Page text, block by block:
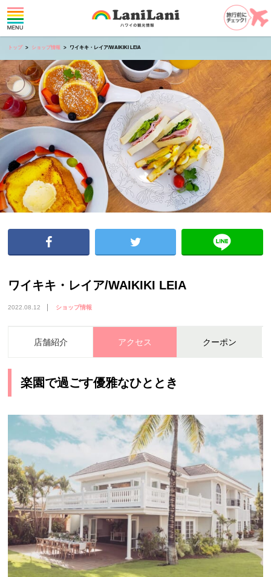
トップ ショップ情報 ワイキキ・レイア/WAIKIKI LEIA
ワイキキ・レイア/WAIKIKI LEIA
2022.08.12 ショップ情報
店舗紹介 アクセス クーポン
楽園で過ごす優雅なひととき